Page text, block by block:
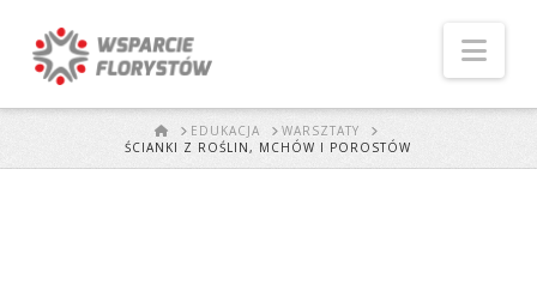
STARTEDUKACJA
WARSZTATY
ŚCIANKI Z ROŚLIN, MCHÓW I POROSTÓW